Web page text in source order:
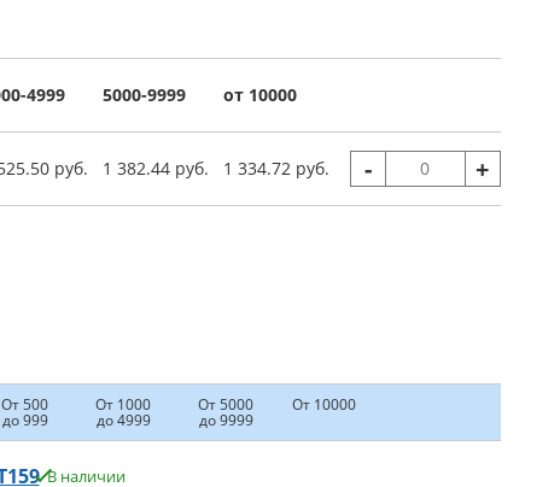
4999 5000-9999 от 10000
руб. 1 382.44 руб. 1 334.72 руб. - +
От 500
до 999
От 1000
до 4999
От 5000
до 9999
От 10000
В наличии